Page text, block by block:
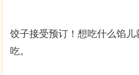
饺子接受预订！想吃什么馅
吃。